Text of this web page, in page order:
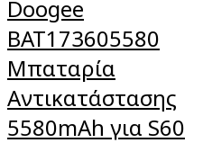
Doogee
BAT173605580
Μπαταρία
Αντικατάστασης
5580mAh για S60